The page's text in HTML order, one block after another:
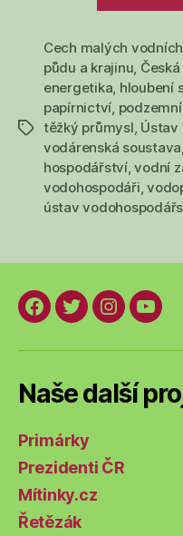
Štítky
Cech malých
půdu a krajinu,
energetika, hloubení
papírnictví,
těžký průmysl, Ústav
vodárenská soustava,
hospodářství,vodní
vodohospodáři,
ústav
Facebook
TwitterInstagram
Naše další
Primárky
Prezidenti ČR
Mítinky.cz
Řetězák